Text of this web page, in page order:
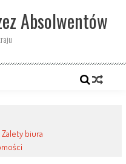
Absolwentów
Zalety biura